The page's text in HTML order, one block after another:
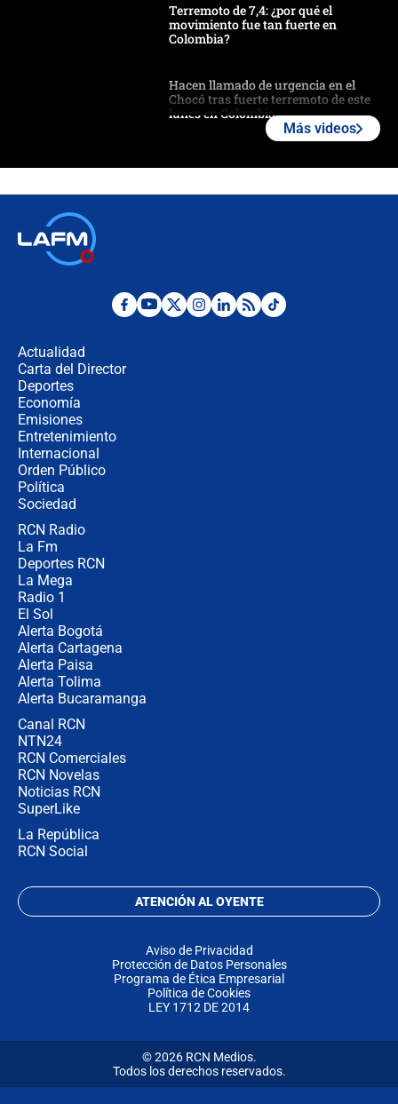
Terremoto de 7,4: ¿por qué el
movimiento fue tan fuerte en
Colombia?
Hacen llamado de urgencia en el
Chocó tras fuerte terremoto de este
lunes en Colombia
Fuerte temblor en Colombia hoy:
Más videos
Actualidad
Carta del Director
Deportes
Economía
Emisiones
Entretenimiento
Internacional
Orden Público
Política
Sociedad
RCN Radio
La Fm
Deportes RCN
La Mega
Radio 1
El Sol
Alerta Bogotá
Alerta Cartagena
Alerta Paisa
Alerta Tolima
Alerta Bucaramanga
Canal RCN
NTN24
RCN Comerciales
RCN Novelas
Noticias RCN
SuperLike
La República
RCN Social
ATENCIÓN AL OYENTE
Aviso de Privacidad
Protección de Datos Personales
Programa de Ética Empresarial
Política de Cookies
LEY 1712 DE 2014
© 2026 RCN Medios.
Todos los derechos reservados.